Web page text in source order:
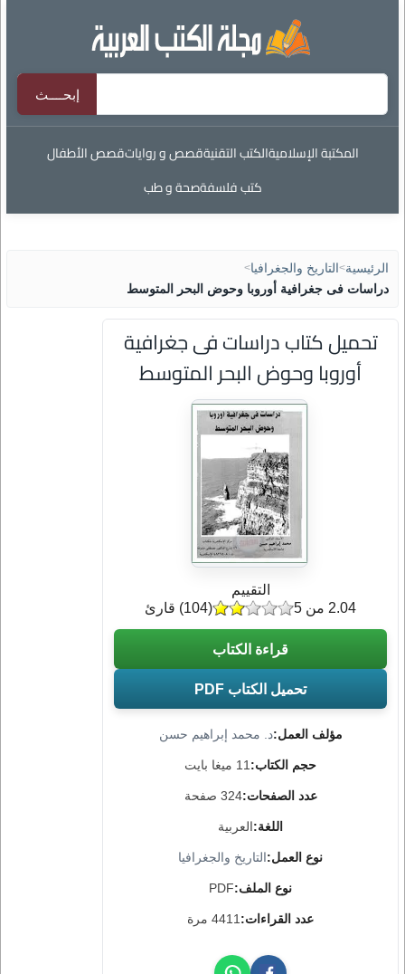
المكتبة الإسلاميةالكتب التقنيةقصص و رواياتقصص الأطفال
كتب فلسفةصحة و طب
الرئيسية> التاريخ والجغرافيا>
دراسات فى جغرافية أوروبا وحوض البحر المتوسط
تحميل كتاب دراسات فى جغرافية
أوروبا وحوض البحر المتوسط
مؤلف العمل:د. محمد إبراهيم حسن
حجم الكتاب: 11 ميغا بايت
عدد الصفحات:324 صفحة
اللغة:العربية
نوع العمل:التاريخ والجغرافيا
نوع الملف:PDF
عدد القراءات: 4411 مرة
التقييم
(
104) قارئ 2.04 من 5
قراءة الكتاب
تحميل الكتاب PDF